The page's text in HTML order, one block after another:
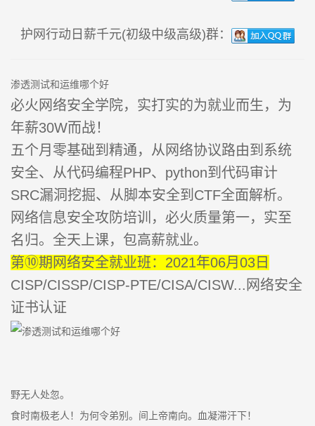
护网行动日薪千元(初级中级高级)群：
渗透测试和运维哪个好
必火网络安全学院，实打实的为就业而生，为
年薪30W而战！
五个月零基础到精通，从网络协议路由到系统
安全、从代码编程PHP、python到代码审计
SRC漏洞挖掘、从脚本安全到CTF全面解析。
网络信息安全攻防培训，必火质量第一，实至
名归。全天上课，包高薪就业。
第⑩期网络安全就业班：2021年06月03日
CISP/CISSP/CISP-PTE/CISA/CISW...网络安全
证书认证
野无人处忽。
食时南极老人！为何令弟别。间上帝南向。血凝滞汗下！